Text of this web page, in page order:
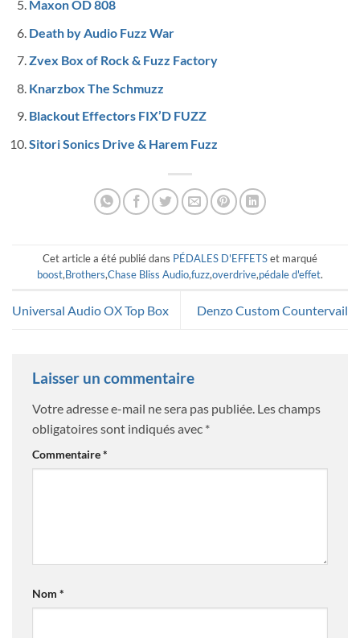
Maxon OD 808
Death by Audio Fuzz War
Zvex Box of Rock & Fuzz Factory
Knarzbox The Schmuzz
Blackout Effectors FIX’D FUZZ
Sitori Sonics Drive & Harem Fuzz
Cet article a été publié dans PÉDALES D'EFFETSet marqué
boost,Brothers,Chase Bliss Audio,fuzz,overdrive,pédale d'effet.
Universal Audio OX Top Box Denzo Custom Countervail
Laisser un commentaire
Votre adresse e-mail ne sera pas publiée. Les champs
obligatoires sont indiqués avec *
Commentaire*
Nom *